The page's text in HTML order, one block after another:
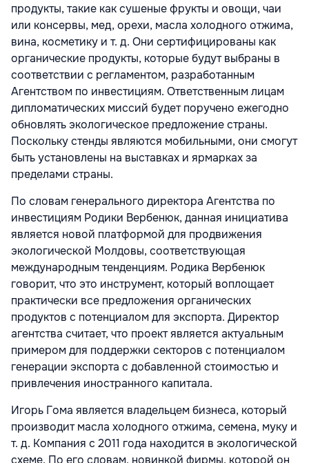
продукты, такие как сушеные фрукты и овощи, чаи
или консервы, мед, орехи, масла холодного отжима,
вина, косметику и т. д. Они сертифицированы как
органические продукты, которые будут выбраны в
соответствии с регламентом, разработанным
Агентством по инвестициям. Ответственным лицам
дипломатических миссий будет поручено ежегодно
обновлять экологическое предложение страны.
Поскольку стенды являются мобильными, они смогут
быть установлены на выставках и ярмарках за
пределами страны.
По словам генерального директора Агентства по
инвестициям Родики Вербенюк, данная инициатива
является новой платформой для продвижения
экологической Молдовы, соответствующая
международным тенденциям. Родика Вербенюк
говорит, что это инструмент, который воплощает
практически все предложения органических
продуктов с потенциалом для экспорта. Директор
агентства считает, что проект является актуальным
примером для поддержки секторов с потенциалом
генерации экспорта с добавленной стоимостью и
привлечения иностранного капитала.
Игорь Гома является владельцем бизнеса, который
производит масла холодного отжима, семена, муку и
т. д. Компания с 2011 года находится в экологической
схеме. По его словам, новинкой фирмы, которой он